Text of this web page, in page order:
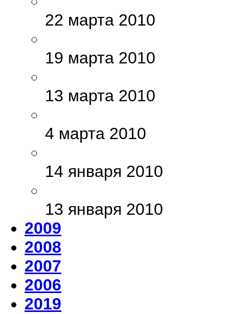
22 марта 2010
19 марта 2010
13 марта 2010
4 марта 2010
14 января 2010
13 января 2010
2009
2008
2007
2006
2019